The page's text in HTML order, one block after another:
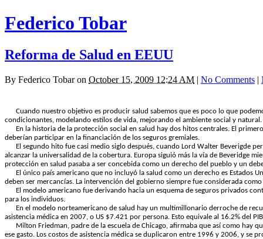
Federico Tobar
Reforma de Salud en EEUU
By Federico Tobaron October 15, 2009 12:24 AM | No Comments |
Cuando nuestro objetivo es producir salud sabemos que es poco lo que
condicionantes, modelando estilos de vida, mejorando el ambiente social y
En la historia de la protección social en salud hay dos hitos centrales. El
deberían participar en la financiación de los seguros gremiales.
El segundo hito fue casi medio siglo después, cuando Lord Walter Beverigde
alcanzar la universalidad de la cobertura. Europa siguió más la vía de Beveridge
protección en salud pasaba a ser concebida como un derecho del pueblo y un
El único país americano que no incluyó la salud como un derecho es Estados
deben ser mercancías. La intervención del gobierno siempre fue considerada
El modelo americano fue derivando hacia un esquema de seguros privados
para los individuos.
En el modelo norteamericano de salud hay un multimillonario derroche de
asistencia médica en 2007, o US $7.421 por persona. Esto equivale al 16.2% del
Milton Friedman, padre de la escuela de Chicago, afirmaba que así como hay
ese gasto. Los costos de asistencia médica se duplicaron entre 1996 y 2006, y se